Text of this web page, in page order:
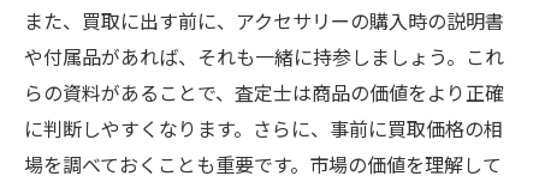
買取体験をより良くするための準備
また、買取に出す前に、アクセサリーの購入時の説明書
や付属品があれば、それも一緒に持参しましょう。これ
らの資料があることで、査定士は商品の価値をより正確
に判断しやすくなります。さらに、事前に買取価格の相
場を調べておくことも重要です。市場の価値を理解して